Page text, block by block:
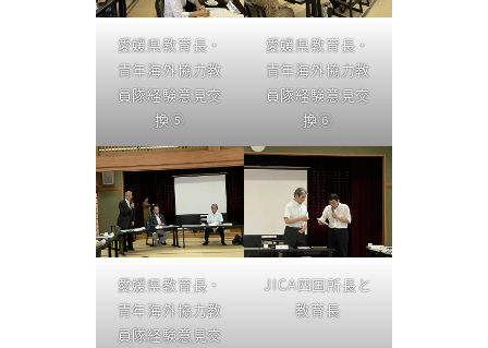
愛媛県教育長・
青年海外協力教
員隊経験意見交
換⑤
愛媛県教育長・
青年海外協力教
員隊経験意見交
換⑥
愛媛県教育長・
青年海外協力教
員隊経験意見交
JICA四国所長と
教育長